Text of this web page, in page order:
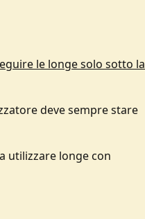
le longe solo sotto la
deve sempre stare
utilizzare longe con